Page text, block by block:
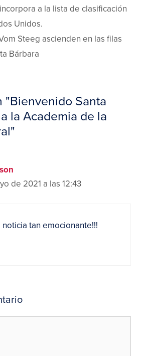
a la lista de clasificación
Unidos.
Steeg ascienden en las filas
Bárbara
"Bienvenido Santa
la Academia de la
de 2021 a las 12:43
noticia tan emocionante!!!